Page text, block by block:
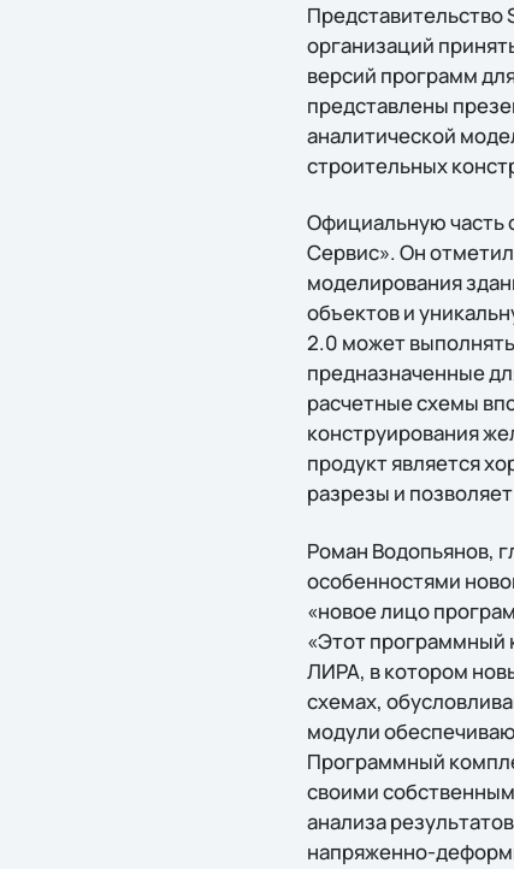
Представительство
организаций
версий программ
представлены
аналитической
строительных
Официальную часть
Сервис». Он
моделирования
объектов и
2.0 может
предназначенные
расчетные схемы
конструирования
продукт является
разрезы и
Роман Водопьянов,
особенностями
«новое лицо
«Этот программный
ЛИРА, в котором
схемах,
модули
Программный
своими
анализа
напряженно-